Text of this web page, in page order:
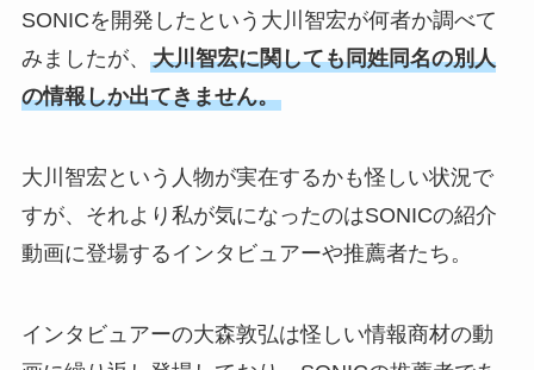
SONICを開発したという大川智宏が何者か調べて
みましたが、 大川智宏に関しても同姓同名の別人
の情報しか出てきません。
大川智宏という人物が実在するかも怪しい状況で
すが、それより私が気になったのはSONICの紹介
動画に登場するインタビュアーや推薦者たち。
インタビュアーの大森敦弘は怪しい情報商材の動